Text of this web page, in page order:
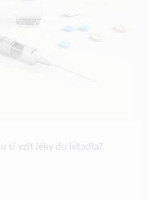
si vzít léky do letadla?